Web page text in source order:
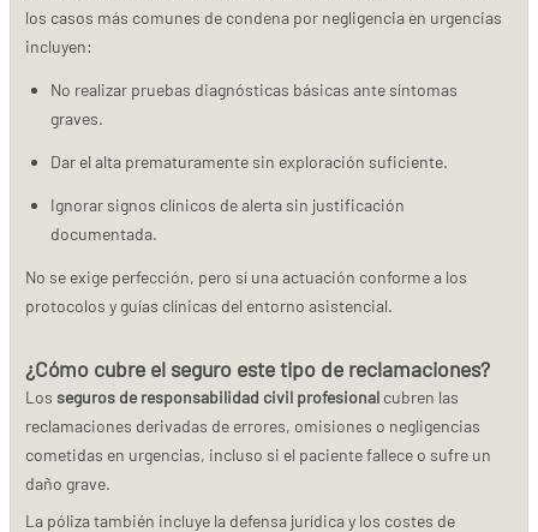
los casos más comunes de condena por negligencia en urgencias
incluyen:
No realizar pruebas diagnósticas básicas ante síntomas
graves.
Dar el alta prematuramente sin exploración suficiente.
Ignorar signos clínicos de alerta sin justificación
documentada.
No se exige perfección, pero sí una actuación conforme a los
protocolos y guías clínicas del entorno asistencial.
¿Cómo cubre el seguro este tipo de reclamaciones?
Los seguros de responsabilidad civil profesional cubren las
reclamaciones derivadas de errores, omisiones o negligencias
cometidas en urgencias, incluso si el paciente fallece o sufre un
daño grave.
La póliza también incluye la defensa jurídica y los costes de